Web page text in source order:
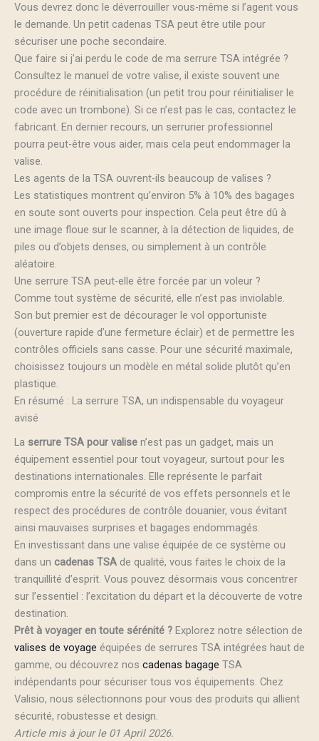
Vous devrez donc le déverrouiller vous-même si l’agent vous
le demande. Un petit cadenas TSA peut être utile pour
sécuriser une poche secondaire.
Que faire si j’ai perdu le code de ma serrure TSA intégrée ?
Consultez le manuel de votre valise, il existe souvent une
procédure de réinitialisation (un petit trou pour réinitialiser le
code avec un trombone). Si ce n’est pas le cas, contactez le
fabricant. En dernier recours, un serrurier professionnel
pourra peut-être vous aider, mais cela peut endommager la
valise.
Les agents de la TSA ouvrent-ils beaucoup de valises ?
Les statistiques montrent qu’environ 5% à 10% des bagages
en soute sont ouverts pour inspection. Cela peut être dû à
une image floue sur le scanner, à la détection de liquides, de
piles ou d’objets denses, ou simplement à un contrôle
aléatoire.
Une serrure TSA peut-elle être forcée par un voleur ?
Comme tout système de sécurité, elle n’est pas inviolable.
Son but premier est de décourager le vol opportuniste
(ouverture rapide d’une fermeture éclair) et de permettre les
contrôles officiels sans casse. Pour une sécurité maximale,
choisissez toujours un modèle en métal solide plutôt qu’en
plastique.
En résumé : La serrure TSA, un indispensable du voyageur
avisé
La serrure TSA pour valise n’est pas un gadget, mais un
équipement essentiel pour tout voyageur, surtout pour les
destinations internationales. Elle représente le parfait
compromis entre la sécurité de vos effets personnels et le
respect des procédures de contrôle douanier, vous évitant
ainsi mauvaises surprises et bagages endommagés.
En investissant dans une valise équipée de ce système ou
dans un cadenas TSA de qualité, vous faites le choix de la
tranquillité d’esprit. Vous pouvez désormais vous concentrer
sur l’essentiel : l’excitation du départ et la découverte de votre
destination.
Prêt à voyager en toute sérénité ? Explorez notre sélection de
valises de voyage équipées de serrures TSA intégrées haut de
gamme, ou découvrez nos cadenas bagage TSA
indépendants pour sécuriser tous vos équipements. Chez
Valisio, nous sélectionnons pour vous des produits qui allient
sécurité, robustesse et design.
Article mis à jour le 01 April 2026.